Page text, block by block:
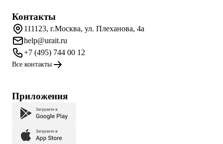
Контакты
111123, г.Москва, ул. Плеханова, 4а
help@urait.ru
+7 (495) 744 00 12
Все контакты
Приложения